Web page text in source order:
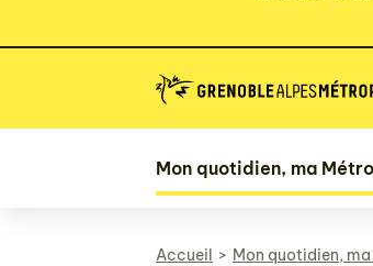
Mon quotidien, ma
Accueil Mon quotidien,